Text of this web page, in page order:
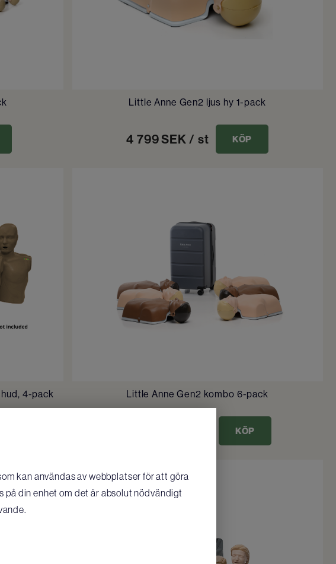
kan användas av webbplatser för att göra
på din enhet om det är absolut nödvändigt
Little Anne Gen2 ljus hy 1-pack
4 799SEK / st KÖP
4-pack Little Anne Gen2 kombo 6-pack
KÖP